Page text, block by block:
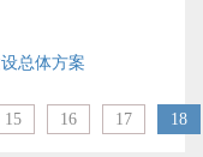
总体方案
15 16 17 18